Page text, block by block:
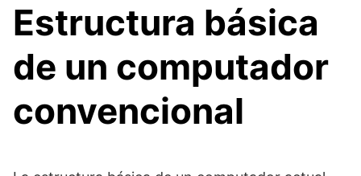
Estructura básica
de un computador
convencional